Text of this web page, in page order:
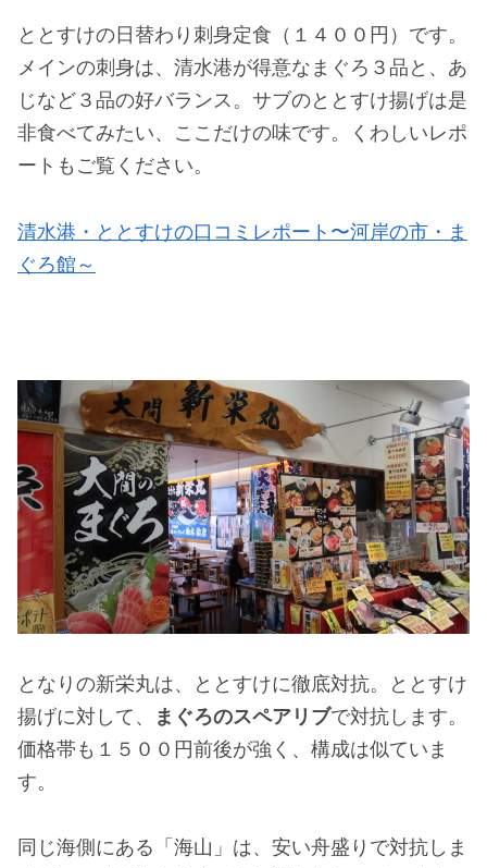
ととすけの日替わり刺身定食（１４００円）です。
メインの刺身は、清水港が得意なまぐろ３品と、あ
じなど３品の好バランス。サブのととすけ揚げは是
非食べてみたい、ここだけの味です。くわしいレポ
ートもご覧ください。
清水港・ととすけの口コミレポート〜河岸の市・ま
ぐろ館～
となりの新栄丸は、ととすけに徹底対抗。ととすけ
揚げに対して、
まぐろのスペアリブで対抗します。
価格帯も１５００円前後が強く、構成は似ていま
す。
同じ海側にある「海山」は、安い舟盛りで対抗しま